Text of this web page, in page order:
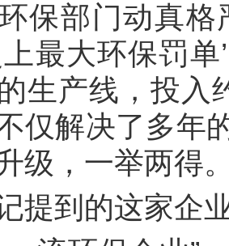
保部门动真
上最大环保罚
生产线，投入
仅解决了多年
级，一举两得
提到的这家企